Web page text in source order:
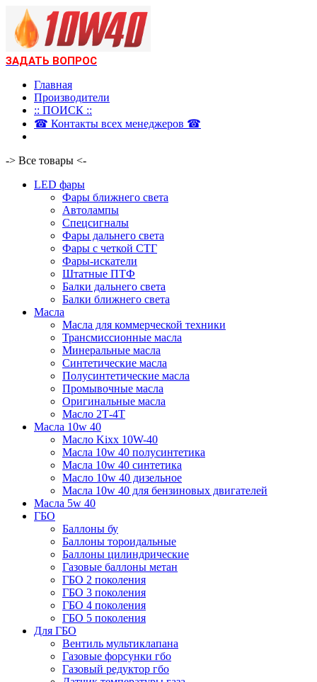
ЗАДАТЬ ВОПРОС
Главная
Производители
:: ПОИСК ::
☎ Контакты всех менеджеров ☎
-> Все товары <-
LED фары
Фары ближнего света
Автолампы
Спецсигналы
Фары дальнего света
Фары с четкой СТГ
Фары-искатели
Штатные ПТФ
Балки дальнего света
Балки ближнего света
Масла
Масла для коммерческой техники
Трансмиссионные масла
Минеральные масла
Синтетические масла
Полусинтетические масла
Промывочные масла
Оригинальные масла
Масло 2Т-4Т
Масла 10w 40
Mасло Kixx 10W-40
Масла 10w 40 полусинтетика
Масла 10w 40 синтетика
Масло 10w 40 дизельное
Масла 10w 40 для бензиновых двигателей
Масла 5w 40
ГБО
Баллоны бу
Баллоны тороидальные
Баллоны цилиндрические
Газовые баллоны метан
ГБО 2 поколения
ГБО 3 поколения
ГБО 4 поколения
ГБО 5 поколения
Для ГБО
Вентиль мультиклапана
Газовые форсунки гбо
Газовый редуктор гбо